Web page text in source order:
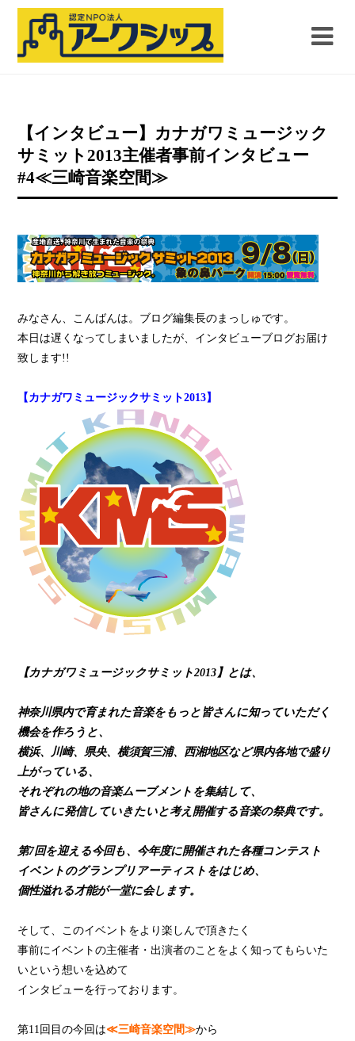
【インタビュー】カナガワミュージック
サミット2013主催者事前インタビュー
#4≪三崎音楽空間≫
みなさん、こんばんは。ブログ編集長のまっしゅです。
本日は遅くなってしまいましたが、インタビューブログお届け
致します!!
【カナガワミュージックサミット2013】
【カナガワミュージックサミット2013】とは、
神奈川県内で育まれた音楽をもっと皆さんに知っていただく
機会を作ろうと、
横浜、川崎、県央、横須賀三浦、西湘地区など県内各地で盛り
上がっている、
それぞれの地の音楽ムーブメントを集結して、
皆さんに発信していきたいと考え開催する音楽の祭典です。
第7回を迎える今回も、今年度に開催された各種コンテスト
イベントのグランプリアーティストをはじめ、
個性溢れる才能が一堂に会します。
そして、このイベントをより楽しんで頂きたく
事前にイベントの主催者・出演者のことをよく知ってもらいた
いという想いを込めて
インタビューを行っております。
第11回目の今回は≪三崎音楽空間≫から